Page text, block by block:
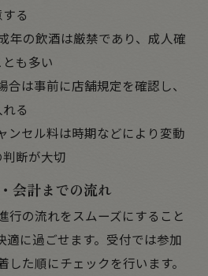
る
年の飲酒は厳禁であり、成人確
も多い
合は事前に店舗規定を確認し、
る
ンセル料は時期などにより変動
断が大切
会計までの流れ
行の流れをスムーズにすること
適に過ごせます。受付では参加
た順にチェックを行います。